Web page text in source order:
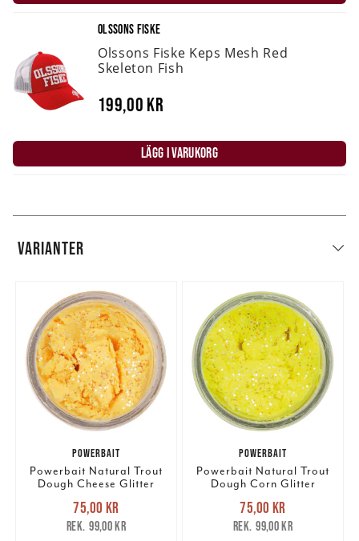
OLSSONS FISKE
Olssons Fiske Keps Mesh Red
Skeleton Fish
199,00 kr
LÄGG I VARUKORG
VARIANTER
POWERBAIT
Powerbait Natural Trout
Dough Cheese Glitter
Nuvarande pris
75,00 krTidigare pris
99,00 kr
75,00 kr
99,00 kr
POWERBAIT
Powerbait Natural Trout
Dough Corn Glitter
Nuvarande pris
75,00 krTidigare pris
99,00 kr
75,00 kr
99,00 kr